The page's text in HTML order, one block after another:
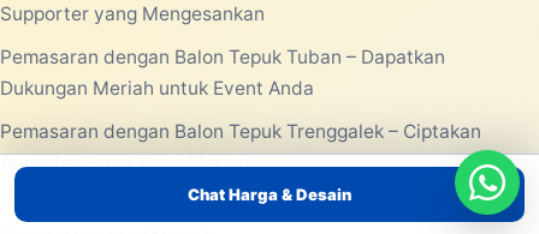
Chat Harga & Desain
Supporter yang Mengesankan
Pemasaran dengan Balon Tepuk Tuban – Dapatkan
Dukungan Meriah untuk Event Anda
Pemasaran dengan Balon Tepuk Trenggalek – Ciptakan
Atmosfer Event yang Meriah
Pemasaran Dengan Balon Tepuk Surabaya – Atribut